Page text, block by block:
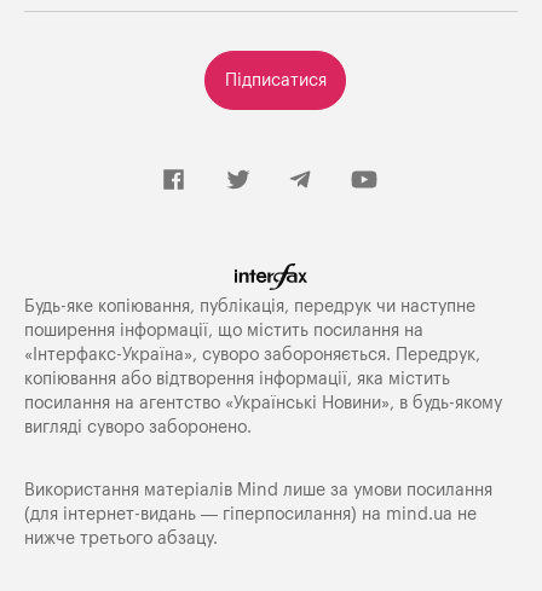
Підписатися
Будь-яке копiювання, публiкацiя, передрук чи наступне
поширення iнформацiї, що мiстить посилання на
«Iнтерфакс-Україна», суворо забороняється. Передрук,
копіювання або відтворення інформації, яка містить
посилання на агентство «Українські Новини», в будь-якому
вигляді суворо заборонено.
Використання матеріалів Mind лише за умови посилання
(для інтернет-видань — гіперпосилання) на mind.ua не
нижче третього абзацу.